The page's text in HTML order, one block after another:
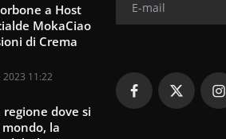
a Host
MokaCiao
di Crema
11:22
dove si
la